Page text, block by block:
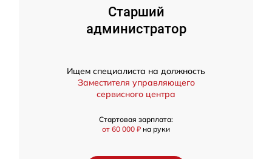
Старший
администратор
Ищем специалиста на должность
Заместителя управляющего
сервисного центра
Стартовая зарплата:
от 60 000 ₽ на руки